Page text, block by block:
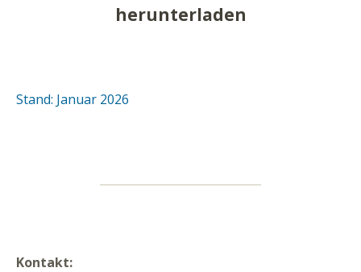
herunterladen
Stand: Januar 2026
Kontakt: